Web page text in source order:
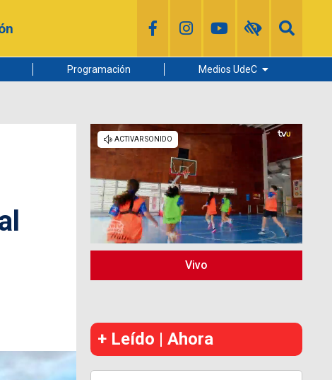
Programación Medios UdeC
Radio UdeC
Noticias UdeC
La Discusión
Vivo
+ Leído | Ahora